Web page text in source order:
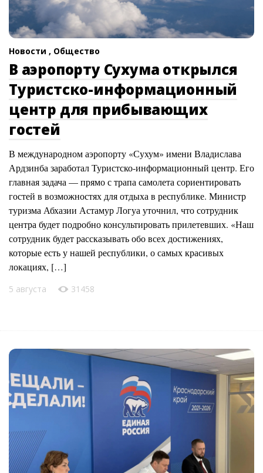
Новости , Общество
В аэропорту Сухума открылся
Туристско-информационный
центр для прибывающих
гостей
В международном аэропорту «Сухум» имени Владислава
Ардзинба заработал Туристско-информационный центр. Его
главная задача — прямо с трапа самолета сориентировать
гостей в возможностях для отдыха в республике. Министр
туризма Абхазии Астамур Логуа уточнил, что сотрудник
центра будет подробно консультировать прилетевших. «Наш
сотрудник будет рассказывать обо всех достижениях,
которые есть у нашей республики, о самых красивых
локациях, […]
5 августа 31458